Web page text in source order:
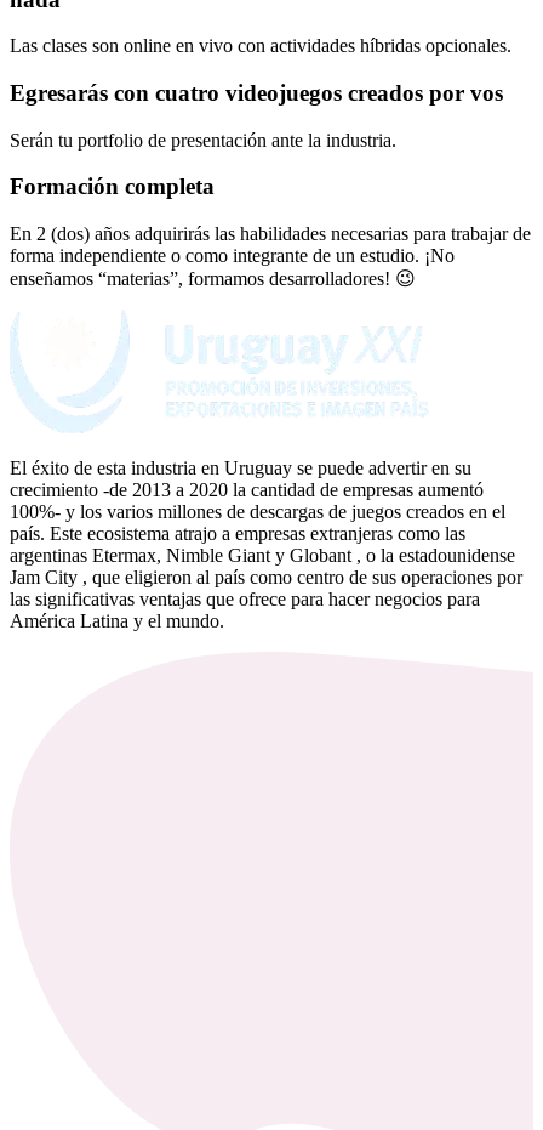
Las clases son online en vivo con actividades híbridas opcionales.
Egresarás con cuatro videojuegos creados por vos
Serán tu portfolio de presentación ante la industria.
Formación completa
En 2 (dos) años adquirirás las habilidades necesarias para trabajar de
forma independiente o como integrante de un estudio. ¡No
enseñamos “materias”, formamos desarrolladores! 😉
El éxito de esta industria en Uruguay se puede advertir en su
crecimiento -de 2013 a 2020 la cantidad de empresas aumentó
100%- y los varios millones de descargas de juegos creados en el
país. Este ecosistema atrajo a empresas extranjeras como las
argentinas Etermax, Nimble Giant y Globant , o la estadounidense
Jam City , que eligieron al país como centro de sus operaciones por
las significativas ventajas que ofrece para hacer negocios para
América Latina y el mundo.